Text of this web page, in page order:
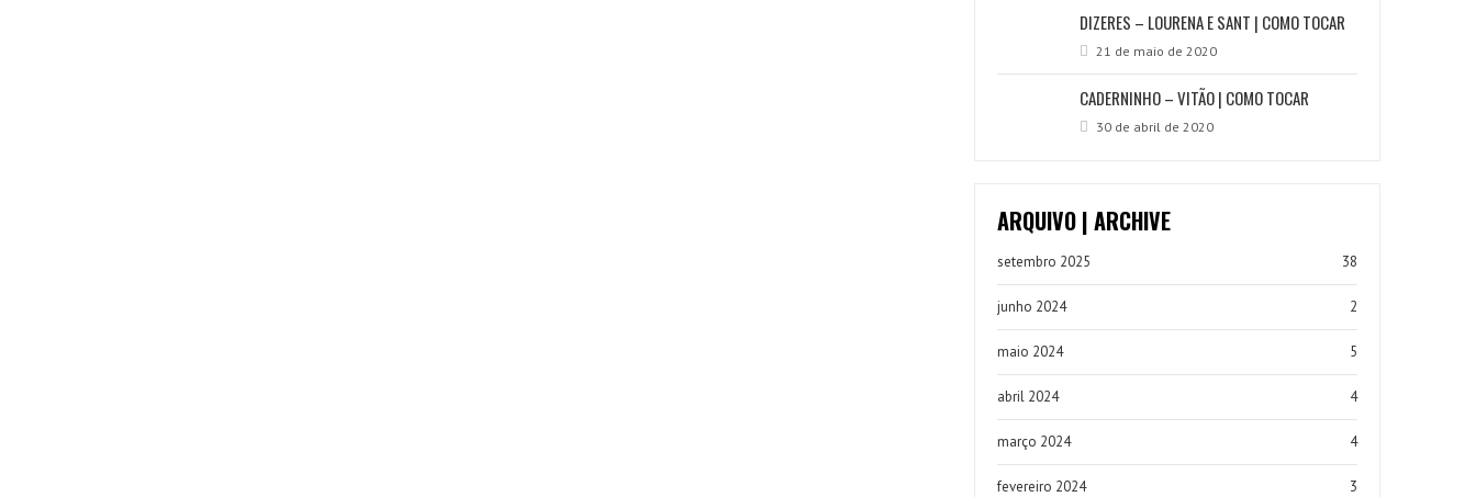
DIZERES – LOURENA E SANT | COMO TOCAR
21 de maio de 2020
CADERNINHO – VITÃO | COMO TOCAR
30 de abril de 2020
ARQUIVO | ARCHIVE
setembro 2025 38
junho 2024 2
maio 2024 5
abril 2024 4
março 2024 4
fevereiro 2024 3